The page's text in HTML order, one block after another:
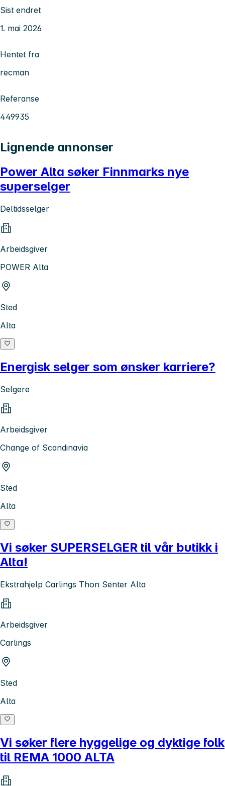
Sist endret
1. mai 2026
Hentet fra
recman
Referanse
449935
Lignende annonser
Power Alta søker Finnmarks nye
superselger
Deltidsselger
Arbeidsgiver
POWER Alta
Sted
Alta
Energisk selger som ønsker karriere?
Selgere
Arbeidsgiver
Change of Scandinavia
Sted
Alta
Vi søker SUPERSELGER til vår butikk i
Alta!
Ekstrahjelp Carlings Thon Senter Alta
Arbeidsgiver
Carlings
Sted
Alta
Vi søker flere hyggelige og dyktige folk
til REMA 1000 ALTA